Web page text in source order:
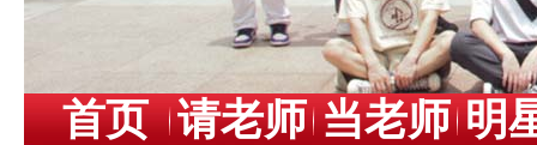
首页 请老师 当老师 明